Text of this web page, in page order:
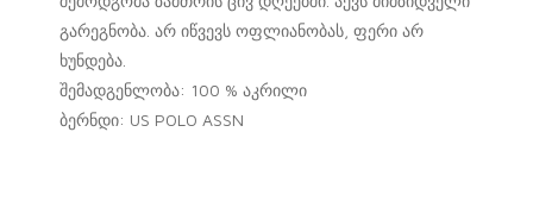
გარეგნობა. არ იწვევს ოფლიანობას, ფერი არ
ხუნდება.
შემადგენლობა: 100 % აკრილი
ბერნდი: US POLO ASSN